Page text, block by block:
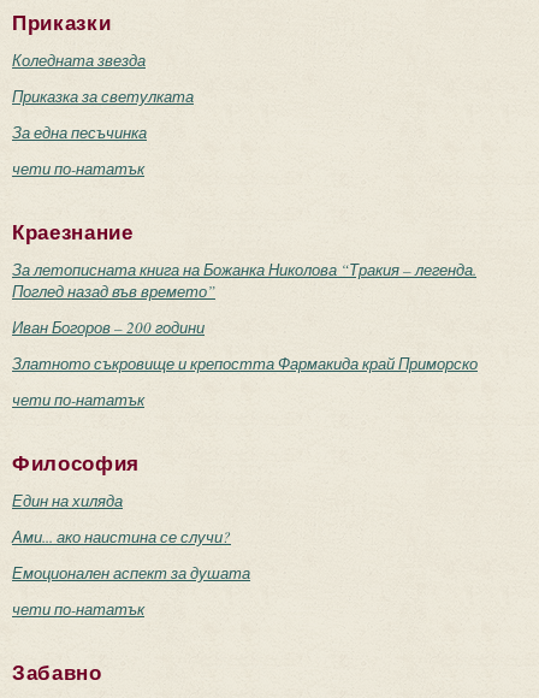
Приказки
Коледната звезда
Приказка за светулката
За една песъчинка
чети по-нататък
Краезнание
За летописната книга на Божанка Николова “Тракия – легенда.
Поглед назад във времето”
Иван Богоров – 200 години
Златното съкровище и крепостта Фармакида край Приморско
чети по-нататък
Философия
Един на хиляда
Ами... ако наистина се случи?
Емоционален аспект за душата
чети по-нататък
Забавно